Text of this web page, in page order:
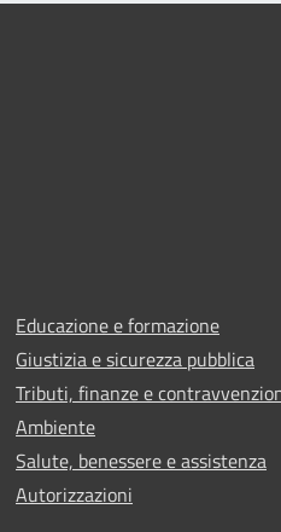
Educazione e formazione
Giustizia e sicurezza pubblica
Tributi, finanze e
Ambiente
Salute, benessere e assistenza
Autorizzazioni